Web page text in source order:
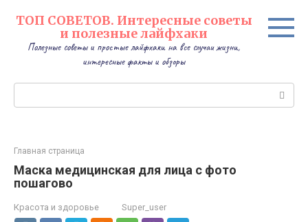
ТОП СОВЕТОВ. Интересные советы
и полезные лайфхаки
Полезные советы и простые лайфхаки на все случаи жизни,
интересные факты и обзоры
Главная страница
Маска медицинская для лица с фото
пошагово
Красота и здоровье Super_user